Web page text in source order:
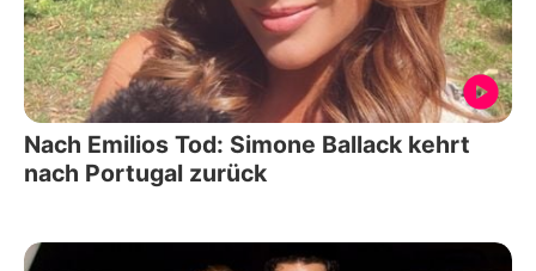
Nach Emilios Tod: Simone Ballack kehrt
nach Portugal zurück